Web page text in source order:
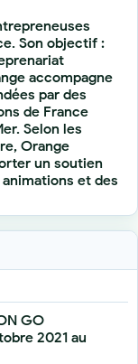
Son objectif :
accompagne
par des
de France
Selon les
Orange
un soutien
et des
GO
2021 au